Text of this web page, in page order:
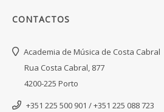
CONTACTOS
Academia de Música de Costa Cabral
Rua Costa Cabral, 877
4200-225 Porto
+351 225 500 901 / +351 225 088 723